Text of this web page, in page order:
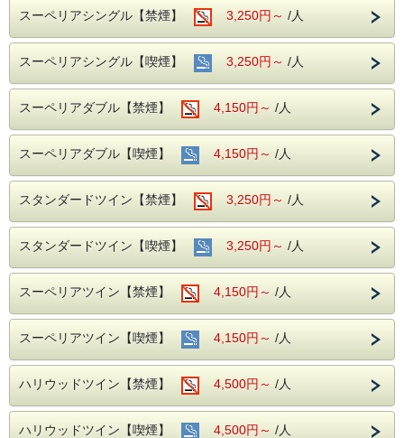
＊有線接続はできません。
【駐車場のご案内】
＊当ホテルの専用駐車場はございませんが有料駐車場との契
約をしております。
①ホテル隣接契約駐車場
営業時間 7：00～23：00 制限 車高155cm以下、車幅185cm
以内
ホテル横の路地を入って左手にございます。
※注意※ こちらの駐車場への道路は、午後５時～午後９時
まで車両通行規制がございます。
②名鉄協商【岐阜第２】24時間営業 車高220cm以下
宿泊駐車券（1泊）￥1，000をフロントで販売いたしており
（注1）①の駐車場は営業時間外の入出庫ができません。
（注2）②、③の駐車場は自動精算機式の為、入出庫の都度
（注3）バス／トラック／バイクは駐車スペースがございま
せん。
スーペリアシングル【禁煙】 3,250円～ /人
スーペリアシングル【喫煙】 3,250円～ /人
スーペリアダブル【禁煙】 4,150円～ /人
スーペリアダブル【喫煙】 4,150円～ /人
スタンダードツイン【禁煙】 3,250円～ /人
スタンダードツイン【喫煙】 3,250円～ /人
スーペリアツイン【禁煙】 4,150円～ /人
スーペリアツイン【喫煙】 4,150円～ /人
ハリウッドツイン【禁煙】 4,500円～ /人
ハリウッドツイン【喫煙】 4,500円～ /人